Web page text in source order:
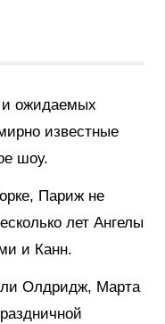
и ожидаемых
известные
шоу.
Париж не
лет Ангелы
и Канн.
Олдридж, Марта